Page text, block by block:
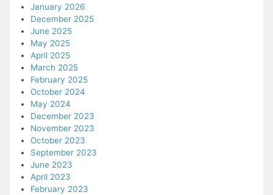
January 2026
December 2025
June 2025
May 2025
April 2025
March 2025
February 2025
October 2024
May 2024
December 2023
November 2023
October 2023
September 2023
June 2023
April 2023
February 2023